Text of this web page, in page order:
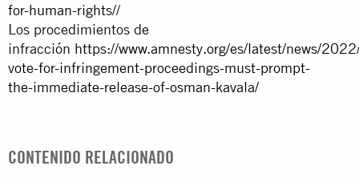
for-human-rights//
Los procedimientos de
infracción https://www.amnesty.org/es/latest/news/
vote-for-infringement-proceedings-must-prompt-
the-immediate-release-of-osman-kavala/
CONTENIDO RELACIONADO